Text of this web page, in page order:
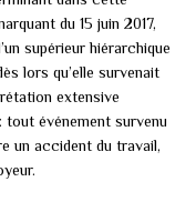
du 15 juin 2017,
supérieur hiérarchique
lors qu’elle survenait
extensive
tout événement survenu
un accident du travail,